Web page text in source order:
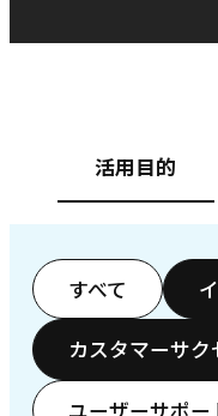
活用目的
すべて
カスタマーサク
ユーザーサポー